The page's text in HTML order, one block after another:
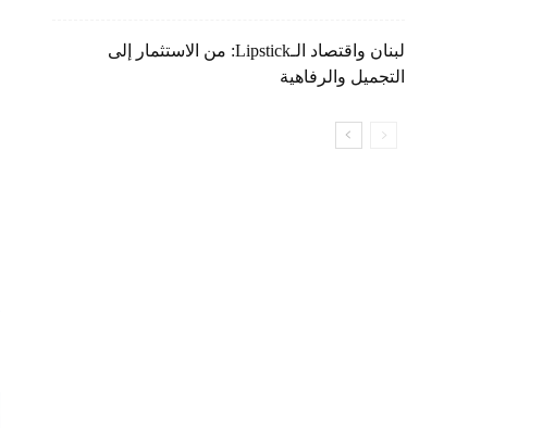
لبنان واقتصاد الـLipstick: من الاستثمار إلى
التجميل والرفاهية